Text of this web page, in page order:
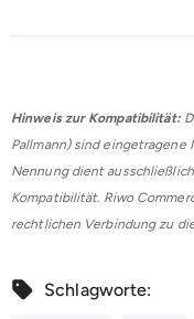
Hinweis zur Kompatibilität:
Pallmann) sind eingetragene
Nennung dient
Kompatibilität. Riwo
rechtlichen Verbindung zu
Schlagworte: